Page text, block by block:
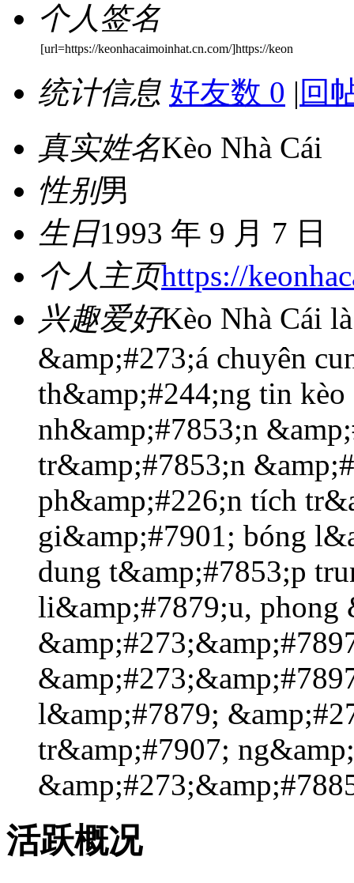
个人签名
[url=https://keonhacaimoinhat.cn.com/]https://keon
统计信息 好友数 0 | 回
真实姓名Kèo Nhà Cái
性别男
生日1993 年 9 月 7 日
个人主页https://
兴趣爱好Kèo Nhà Cái
&amp;#273;á chuyên
th&amp;#244;ng tin
nh&amp;#7853;n
tr&amp;#7853;n
ph&amp;#226;n tích
gi&amp;#7901; bóng
dung t&amp;#7853;p
li&amp;#7879;u, phong
l&amp;#7879;
tr&amp;#7907;
活跃概况